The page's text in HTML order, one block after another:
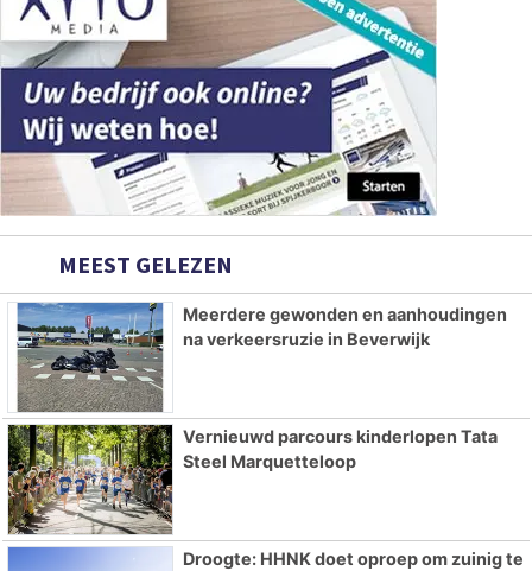
MEEST GELEZEN
Meerdere gewonden en aanhoudingen
na verkeersruzie in Beverwijk
Vernieuwd parcours kinderlopen Tata
Steel Marquetteloop
Droogte: HHNK doet oproep om zuinig te